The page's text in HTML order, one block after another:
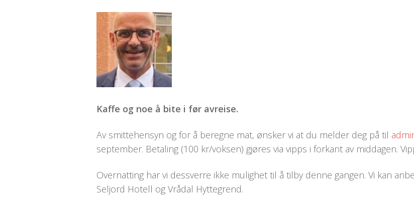
Kaffe og noe å bite i før avreise.
Av smittehensyn og for å beregne mat, ønsker vi at du melder deg på til
september. Betaling (100 kr/voksen) gjøres via vipps i forkant av middagen.
Overnatting har vi dessverre ikke mulighet til å tilby denne gangen. Vi kan
Seljord Hotell og Vrådal Hyttegrend.